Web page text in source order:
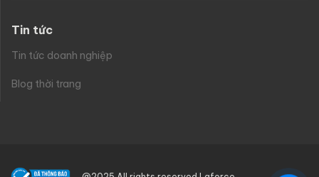
Tin tức
Tin tức doanh nghiệp
Blog thời trang